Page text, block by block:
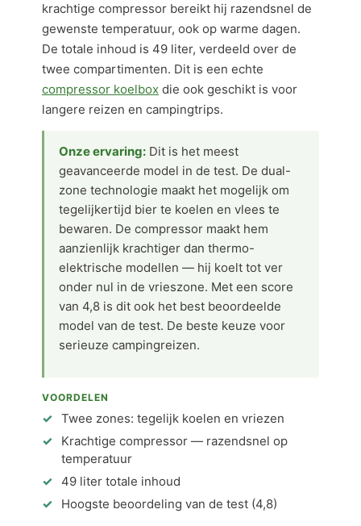
krachtige compressor bereikt hij razendsnel de
gewenste temperatuur, ook op warme dagen.
De totale inhoud is 49 liter, verdeeld over de
twee compartimenten. Dit is een echte
compressor koelbox die ook geschikt is voor
langere reizen en campingtrips.
Onze ervaring: Dit is het meest
geavanceerde model in de test. De dual-
zone technologie maakt het mogelijk om
tegelijkertijd bier te koelen en vlees te
bewaren. De compressor maakt hem
aanzienlijk krachtiger dan thermo-
elektrische modellen — hij koelt tot ver
onder nul in de vrieszone. Met een score
van 4,8 is dit ook het best beoordeelde
model van de test. De beste keuze voor
serieuze campingreizen.
VOORDELEN
Twee zones: tegelijk koelen en vriezen
Krachtige compressor — razendsnel op
temperatuur
49 liter totale inhoud
Hoogste beoordeling van de test (4,8)